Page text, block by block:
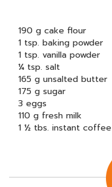
190 g cake flour
1 tsp. baking powder
1 tsp. vanilla powder
¼ tsp. salt
165 g unsalted butter
175 g sugar
3 eggs
110 g fresh milk
1 ½ tbs. instant coffee